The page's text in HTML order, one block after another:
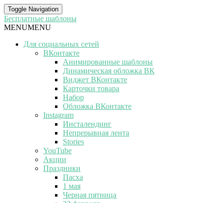
Toggle Navigation
Бесплатные шаблоны
MENUMENU
Для социальных сетей
ВКонтакте
Анимированные шаблоны
Динамическая обложка ВК
Виджет ВКонтакте
Карточки товара
Набор
Обложка ВКонтакте
Instagram
Инсталендинг
Непрерывная лента
Stories
YouTube
Акции
Праздники
Пасха
1 мая
Черная пятница